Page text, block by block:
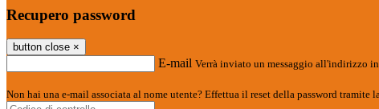
Recupero password
button close ×
E-mail Verrà inviato un messaggio all'indirizzo
Non hai una e-mail associata al nome utente? Effettua il reset della password tramite